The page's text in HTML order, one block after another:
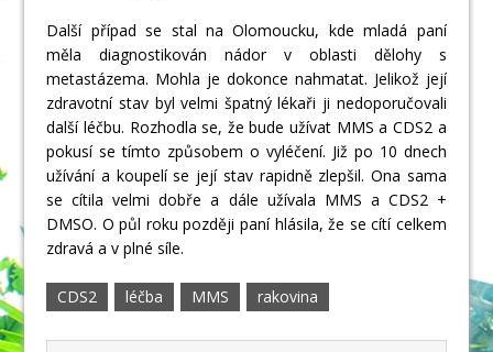
Další případ se stal na Olomoucku, kde mladá paní
měla diagnostikován nádor v oblasti dělohy s
metastázema. Mohla je dokonce nahmatat. Jelikož její
zdravotní stav byl velmi špatný lékaři ji nedoporučovali
další léčbu. Rozhodla se, že bude užívat MMS a CDS2 a
pokusí se tímto způsobem o vyléčení. Již po 10 dnech
užívání a koupelí se její stav rapidně zlepšil. Ona sama
se cítila velmi dobře a dále užívala MMS a CDS2 +
DMSO. O půl roku později paní hlásila, že se cítí celkem
zdravá a v plné síle.
CDS2 léčba MMS rakovina